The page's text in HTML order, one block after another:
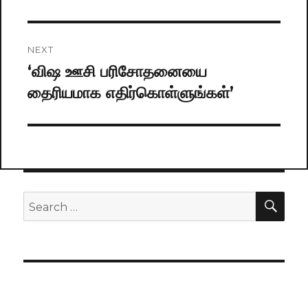
NEXT
Next
post:
‘விஷ ஊசி பரிசோதனையை
தைரியமாக எதிர்கொள்ளுங்கள்’
Search
for: